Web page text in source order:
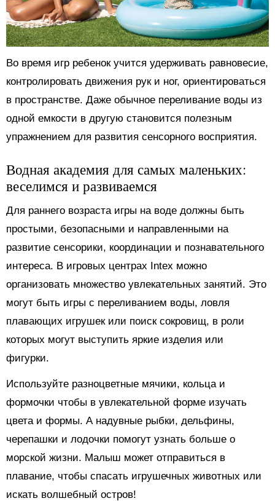
Во время игр ребенок учится удерживать равновесие,
контролировать движения рук и ног, ориентироваться
в пространстве. Даже обычное переливание воды из
одной емкости в другую становится полезным
упражнением для развития сенсорного восприятия.
Водная академия для самых маленьких:
веселимся и развиваемся
Для раннего возраста игры на воде должны быть
простыми, безопасными и направленными на
развитие сенсорики, координации и познавательного
интереса. В игровых центрах Intex можно
организовать множество увлекательных занятий. Это
могут быть игры с переливанием воды, ловля
плавающих игрушек или поиск сокровищ, в роли
которых могут выступить яркие изделия или
фигурки.
Используйте разноцветные мячики, кольца и
формочки чтобы в увлекательной форме изучать
цвета и формы. А надувные рыбки, дельфины,
черепашки и лодочки помогут узнать больше о
морской жизни. Малыш может отправиться в
плавание, чтобы спасать игрушечных животных или
искать волшебный остров!